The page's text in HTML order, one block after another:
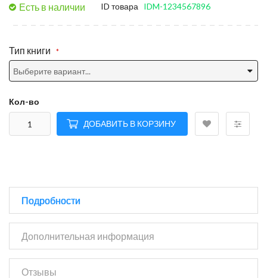
Есть в наличии ID товара IDM-1234567896
Тип книги
Кол-во
ДОБАВИТЬ В КОРЗИНУ
Подробности
Дополнительная информация
Отзывы